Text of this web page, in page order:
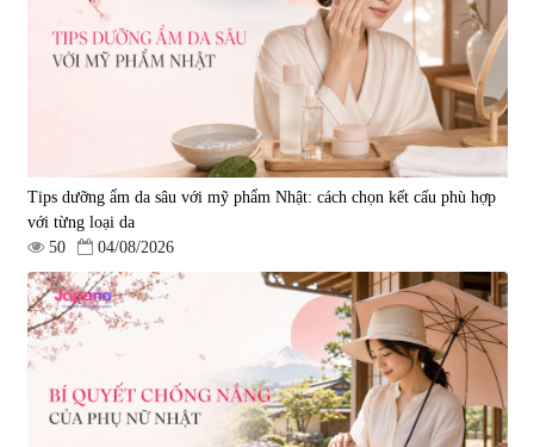
Tips dưỡng ẩm da sâu với mỹ phẩm Nhật: cách chọn kết cấu phù hợp
với từng loại da
50
04/08/2026